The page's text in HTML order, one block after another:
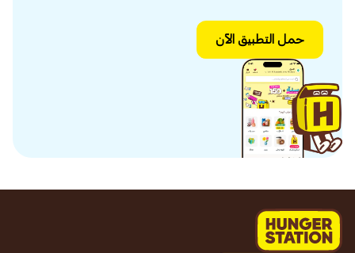
حمل التطبيق الآن